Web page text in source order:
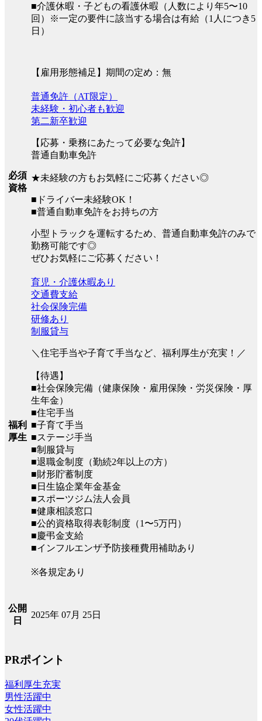
■介護休暇・子どもの看護休暇（人数により年5〜10
回）※一定の要件に該当する場合は有給（1人につき5
日）
【雇用形態補足】期間の定め：無
必須
資格
普通免許（AT限定）
未経験・初心者も歓迎
第二新卒歓迎
【応募・乗務にあたって必要な免許】
普通自動車免許
★未経験の方もお気軽にご応募ください◎
■ドライバー未経験OK！
■普通自動車免許をお持ちの方
小型トラックを運転するため、普通自動車免許のみで
勤務可能です◎
ぜひお気軽にご応募ください！
福利
厚生
育児・介護休暇あり
交通費支給
社会保険完備
研修あり
制服貸与
＼住宅手当や子育て手当など、福利厚生が充実！／
【待遇】
■社会保険完備（健康保険・雇用保険・労災保険・厚
生年金）
■住宅手当
■子育て手当
■ステージ手当
■制服貸与
■退職金制度（勤続2年以上の方）
■財形貯蓄制度
■日生協企業年金基金
■スポーツジム法人会員
■健康相談窓口
■公的資格取得表彰制度（1〜5万円）
■慶弔金支給
■インフルエンザ予防接種費用補助あり
※各規定あり
公開
日
2025年 07月 25日
PRポイント
福利厚生充実
男性活躍中
女性活躍中